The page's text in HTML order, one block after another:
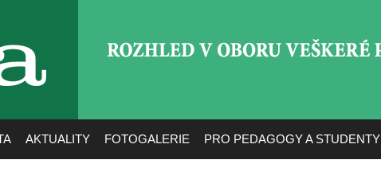
AKTUALITY FOTOGALERIE PRO PEDAGOGY A STUDENTY